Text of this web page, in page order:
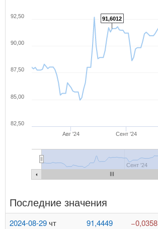
91,6012
Авг '24 Сент '24
Сент '24
82,50
85,00
87,50
90,00
92,50
Последние значения
2024-08-29 чт 91,4449 −0,0358